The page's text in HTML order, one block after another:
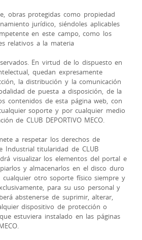
obras protegidas como propiedad
jurídico, siéndoles aplicables
en este campo, como los
relativos a la materia
En virtud de lo dispuesto en
quedan expresamente
la distribución y la comunicación
de puesta a disposición, de la
contenidos de esta página web, con
soporte y por cualquier medio
de CLUB DEPORTIVO MECO.
a respetar los derechos de
Industrial titularidad de CLUB
visualizar los elementos del portal e
y almacenarlos en el disco duro
otro soporte físico siempre y
para su uso personal y
abstenerse de suprimir, alterar,
dispositivo de protección o
estuviera instalado en las páginas